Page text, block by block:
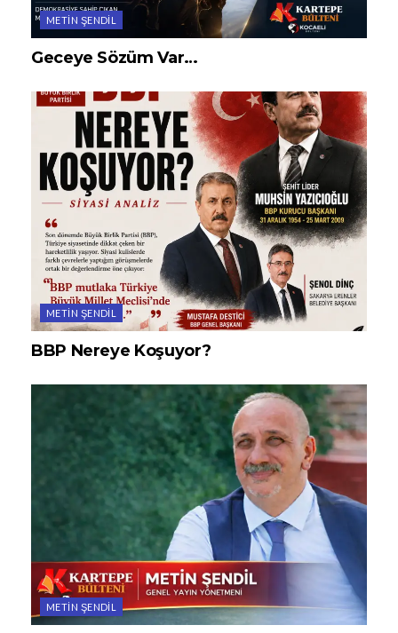
METIN ŞENDIL
Geceye Sözüm Var…
METIN ŞENDIL
BBP Nereye Koşuyor?
METIN ŞENDIL